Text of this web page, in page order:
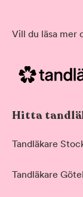
Vill du läsa mer
Hitta
Tandläkare
Tandläkare